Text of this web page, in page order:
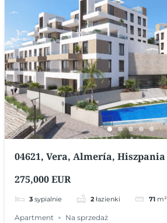
04621, Vera, Almería, Hiszpania
275,000 EUR
3 sypialnie 2 łazienki 71 m²
Apartment Na sprzedaż